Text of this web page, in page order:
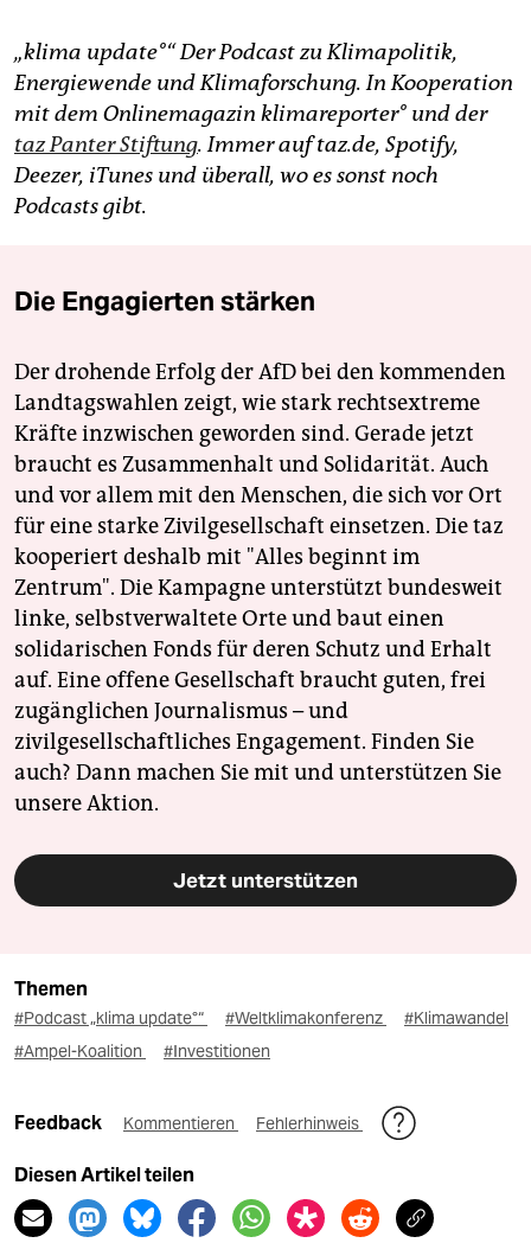
„klima update°“ Der Podcast zu Klimapolitik,
Energiewende und Klimaforschung. In Kooperation
mit dem Onlinemagazin klimareporter° und der
taz Panter Stiftung. Immer auf taz.de, Spotify,
Deezer, iTunes und überall, wo es sonst noch
Podcasts gibt.
Die Engagierten stärken
Der drohende Erfolg der AfD bei den kommenden
Landtagswahlen zeigt, wie stark rechtsextreme
Kräfte inzwischen geworden sind. Gerade jetzt
braucht es Zusammenhalt und Solidarität. Auch
und vor allem mit den Menschen, die sich vor Ort
für eine starke Zivilgesellschaft einsetzen. Die taz
kooperiert deshalb mit "Alles beginnt im
Zentrum". Die Kampagne unterstützt bundesweit
linke, selbstverwaltete Orte und baut einen
solidarischen Fonds für deren Schutz und Erhalt
auf. Eine offene Gesellschaft braucht guten, frei
zugänglichen Journalismus – und
zivilgesellschaftliches Engagement. Finden Sie
auch? Dann machen Sie mit und unterstützen Sie
unsere Aktion.
Jetzt unterstützen
Themen
#Podcast „klima update°“ #Weltklimakonferenz
#Klimawandel
#Ampel-Koalition
#Investitionen
Feedback Kommentieren Fehlerhinweis
Diesen Artikel teilen